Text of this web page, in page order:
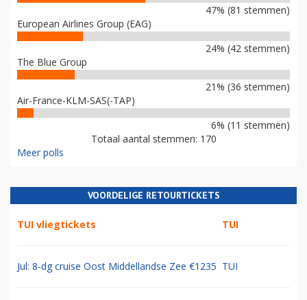
47% (81 stemmen)
European Airlines Group (EAG)
24% (42 stemmen)
The Blue Group
21% (36 stemmen)
Air-France-KLM-SAS(-TAP)
6% (11 stemmen)
Totaal aantal stemmen: 170
Meer polls
VOORDELIGE RETOURTICKETS
TUI vliegtickets TUI
Jul: 8-dg cruise Oost Middellandse Zee €1235 TUI